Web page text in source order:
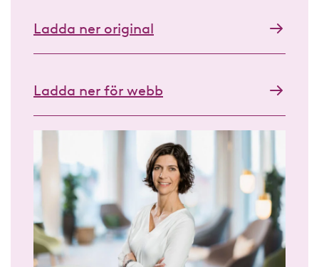
Ladda ner original
Ladda ner för webb